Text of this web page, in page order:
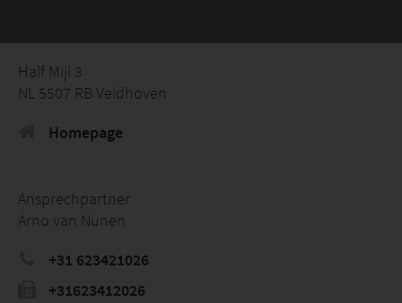
Half Mijl 3
NL 5507 RB Veldhoven
Homepage
Ansprechpartner
Arno van Nunen
+31 623421026
+31623412026